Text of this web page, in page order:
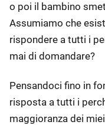
o poi il bambino
Assumiamo che
rispondere a tutti i
mai di domandare?
Pensandoci fino in
risposta a tutti i
maggioranza dei